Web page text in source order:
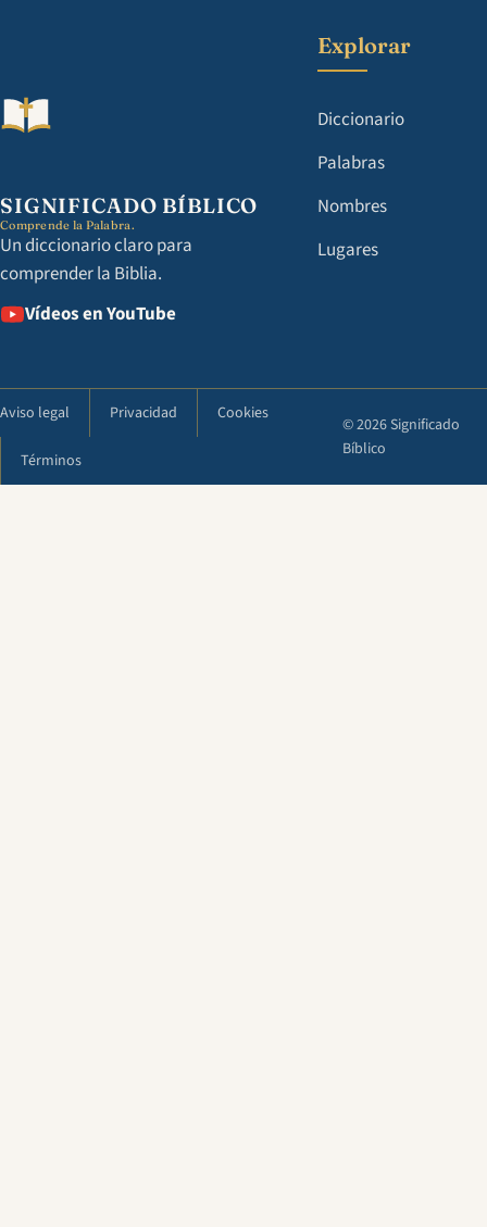
SIGNIFICADO BÍBLICO
Comprende la Palabra.
Un diccionario claro para
comprender la Biblia.
Vídeos en YouTube
Explorar
Diccionario
Palabras
Nombres
Lugares
Aviso legal Privacidad Cookies
Términos
© 2026 Significado
Bíblico